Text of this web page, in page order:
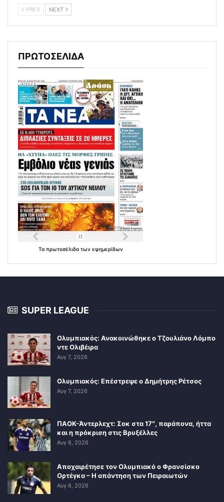
PREV NEXT
ΠΡΩΤΟΣΕΛΙΔΑ
Τα πρωτοσέλιδα των εφημερίδων
SUPER LEAGUE
Ολυμπιακός: Ανακοινώθηκε ο Τζουλιάνο Λόμπο
ντε Ολιβέιρα
Αυγ 7, 2026
Ολυμπιακός: Επέστρεψε ο Δημήτρης Ρέτσος
Αυγ 7, 2026
ΠΑΟΚ-Άντερλεχτ: Σοκ στα 17″, παράπονα, ήττα
και η πρόκριση στις Βρυξέλλες
Αυγ 6, 2026
Αποχαιρέτησε τον Ολυμπιακό ο Φρανσίσκο
Ορτέγκα – Η απάντηση των Πειραιωτών
Αυγ 6, 2026